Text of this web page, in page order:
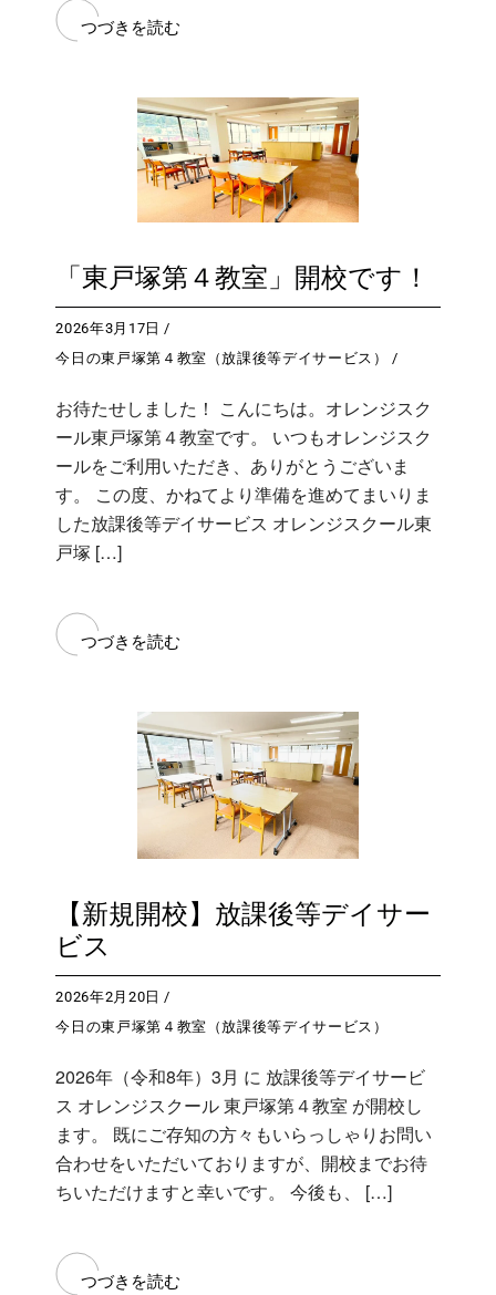
つづきを読む
「東戸塚第４教室」開校です！
2026年3月17日
今日の東戸塚第４教室（放課後等デイサービス）
お待たせしました！ こんにちは。オレンジスク
ール東戸塚第４教室です。 いつもオレンジスク
ールをご利用いただき、ありがとうございま
す。 この度、かねてより準備を進めてまいりま
した放課後等デイサービス オレンジスクール東
戸塚 […]
つづきを読む
【新規開校】放課後等デイサー
ビス
2026年2月20日
今日の東戸塚第４教室（放課後等デイサービス）
2026年（令和8年）3月 に 放課後等デイサービ
ス オレンジスクール 東戸塚第４教室 が開校し
ます。 既にご存知の方々もいらっしゃりお問い
合わせをいただいておりますが、開校までお待
ちいただけますと幸いです。 今後も、 […]
つづきを読む